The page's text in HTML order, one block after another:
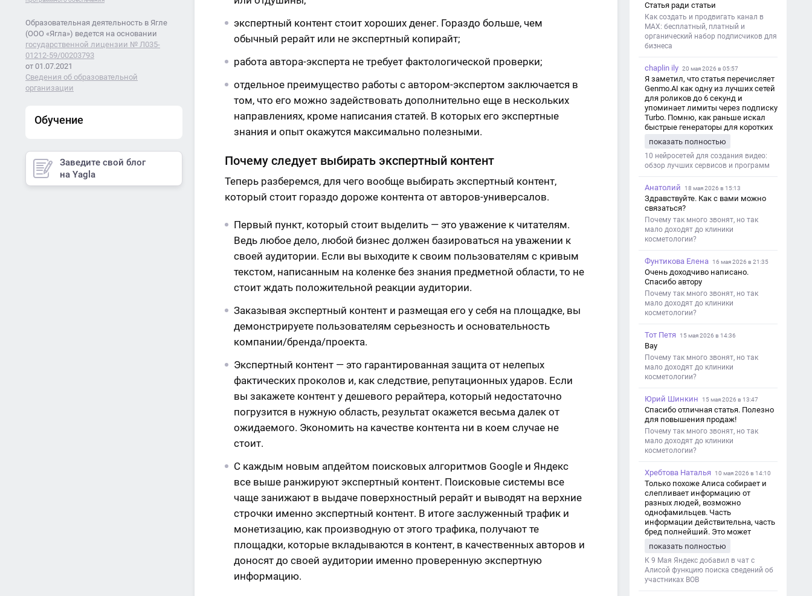
экспертный контент стоит хороших денег. Гораздо больше, чем
обычный рерайт или не экспертный копирайт;
работа автора-эксперта не требует фактологической проверки;
отдельное преимущество работы с автором-экспертом заключается в
том, что его можно задействовать дополнительно еще в нескольких
направлениях, кроме написания статей. В которых его экспертные
знания и опыт окажутся максимально полезными.
Почему следует выбирать экспертный контент
Теперь разберемся, для чего вообще выбирать экспертный контент,
который стоит гораздо дороже контента от авторов-универсалов.
Первый пункт, который стоит выделить — это уважение к читателям.
Ведь любое дело, любой бизнес должен базироваться на уважении к
своей аудитории. Если вы выходите к своим пользователям с кривым
текстом, написанным на коленке без знания предметной области, то не
стоит ждать положительной реакции аудитории.
Заказывая экспертный контент и размещая его у себя на площадке, вы
демонстрируете пользователям серьезность и основательность
компании/бренда/проекта.
Экспертный контент — это гарантированная защита от нелепых
фактических проколов и, как следствие, репутационных ударов. Если
вы закажете контент у дешевого рерайтера, который недостаточно
погрузится в нужную область, результат окажется весьма далек от
ожидаемого. Экономить на качестве контента ни в коем случае не
стоит.
С каждым новым апдейтом поисковых алгоритмов Google и Яндекс
все выше ранжируют экспертный контент. Поисковые системы все
чаще занижают в выдаче поверхностный рерайт и выводят на верхние
строчки именно экспертный контент. В итоге заслуженный трафик и
монетизацию, как производную от этого трафика, получают те
площадки, которые вкладываются в контент, в качественных авторов и
доносят до своей аудитории именно проверенную экспертную
информацию.
Образовательная деятельность в Ягле
(ООО «Ягла») ведется на основании
государственной лицензии № Л035-
01212-59/00203793
от 01.07.2021
Сведения об образовательной
организации
Обучение
Заведите свой блог
на Yagla
Статья ради статьи
Как создать и продвигать канал в
MAX: бесплатный, платный и
органический набор подписчиков для
бизнеса
chaplin ily 20 мая 2026 в 05:57
Я заметил, что статья перечисляет
Genmo.AI как одну из лучших сетей
для роликов до 6 секунд и
упоминает лимиты через подписку
Turbo. Помню, как раньше искал
быстрые генераторы для коротких
такой обзор именно с акцентом на
ограничения и подпись. Image V2
показать полностью
10 нейросетей для создания видео:
обзор лучших сервисов и программ
Анатолий 18 мая 2026 в 15:13
Здравствуйте. Как с вами можно
связаться?
Почему так много звонят, но так
мало доходят до клиники
косметологии?
Фунтикова Елена 16 мая 2026 в 21:35
Очень доходчиво написано.
Спасибо автору
Почему так много звонят, но так
мало доходят до клиники
косметологии?
Тот Петя 15 мая 2026 в 14:36
Вау
Почему так много звонят, но так
мало доходят до клиники
косметологии?
Юрий Шинкин 15 мая 2026 в 13:47
Спасибо отличная статья. Полезно
для повышения продаж!
Почему так много звонят, но так
мало доходят до клиники
косметологии?
Хребтова Наталья 10 мая 2026 в 14:10
Только похоже Алиса собирает и
слепливает информацию от
разных людей, возможно
однофамильцев. Часть
информации действительна, часть
бред полнейший. Это может
дезинформации
показать полностью
К 9 Мая Яндекс добавил в чат с
Алисой функцию поиска сведений об
участниках ВОВ